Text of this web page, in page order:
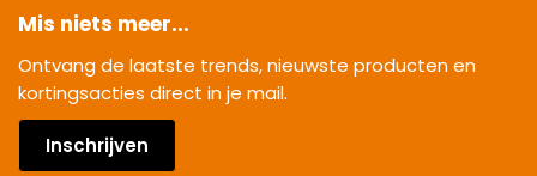
Mis niets meer...
Ontvang de laatste trends, nieuwste producten en
kortingsacties direct in je mail.
Inschrijven